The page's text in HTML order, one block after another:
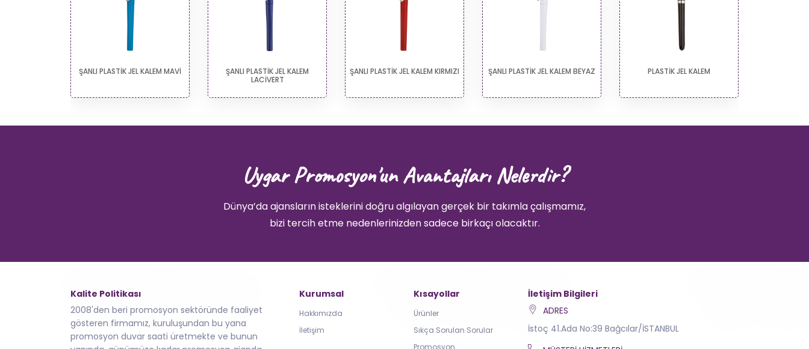
ŞANLI PLASTİK JEL KALEM MAVİ
ŞANLI PLASTİK JEL KALEM
LACİVERT
ŞANLI PLASTİK JEL KALEM KIRMIZI ŞANLI PLASTİK JEL KALEM BEYAZ PLASTİK JEL KALEM
FOSFORLU PLASTİK
Uygar Promosyon'un Avantajları Nelerdir?
Dünya’da ajansların isteklerini doğru algılayan gerçek bir takımla çalışmamız,
bizi tercih etme nedenlerinizden sadece birkaçı olacaktır.
Kalite Politikası
2008'den beri promosyon sektöründe faaliyet
gösteren firmamız, kuruluşundan bu yana
promosyon duvar saati üretmekte ve bunun
Kurumsal
Hakkımızda
İletişim
Kısayollar
Ürünler
Sıkça Sorulan Sorular
Promosyon
İletişim Bilgileri
ADRES
İstoç 41.Ada No:39 Bağcılar/İSTANBUL